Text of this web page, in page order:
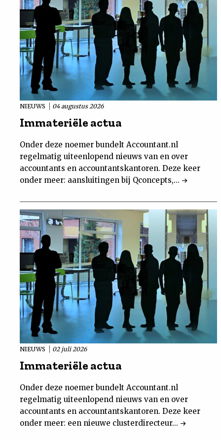
NIEUWS 04 augustus 2026
Immateriële actua
Onder deze noemer bundelt Accountant.nl
regelmatig uiteenlopend nieuws van en over
accountants en accountantskantoren. Deze keer
onder meer: aansluitingen bij Qconcepts,...
NIEUWS 02 juli 2026
Immateriële actua
Onder deze noemer bundelt Accountant.nl
regelmatig uiteenlopend nieuws van en over
accountants en accountantskantoren. Deze keer
onder meer: een nieuwe clusterdirecteur...